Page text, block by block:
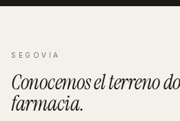
SEGOVIA
Conocemos el terreno
farmacia.